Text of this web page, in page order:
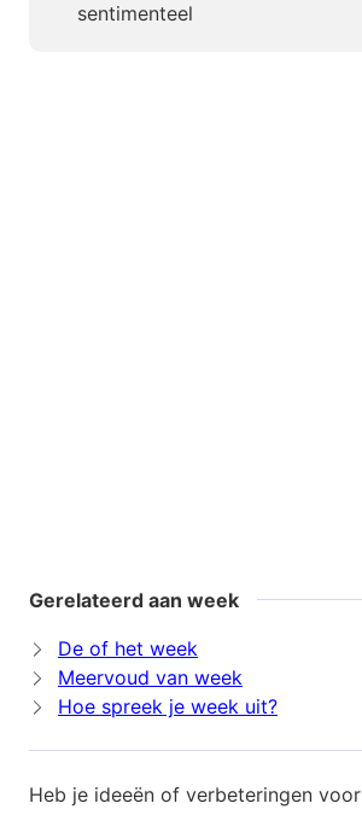
sentimenteel
Gerelateerd aan week
De of het week
Meervoud van week
Hoe spreek je week uit?
Heb je ideeën of verbeteringen voor